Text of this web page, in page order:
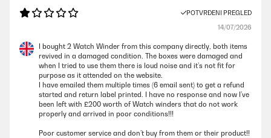
POTVRĐENI PREGLED
14/07/2026
I bought 2 Watch Winder from this company directly, both items
revived in a damaged condition. The boxes were damaged and
when I tried to use them there is loud noise and it’s not fit for
purpose as it attended on the website.
I have emailed them multiple times (6 email sent) to get a refund
started and return label printed. I have no response and now I’ve
been left with £200 worth of Watch winders that do not work
properly and arrived in poor conditions!!!
Poor customer service and don’t buy from them or their product!!